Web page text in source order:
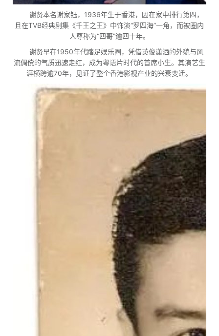
谢贤本名谢家钰，1936年生于香港，因在家中排行第四，
且在TVB经典剧集《千王之王》中饰演“罗四海”一角，而被圈内
人尊称为“四哥”逾四十年。
谢贤早在1950年代踏足娱乐圈，凭借英俊潇洒的外貌与风
流倜傥的气质迅速走红，成为粤语片时代的首席小生。其演艺生
涯横跨逾70年，见证了整个香港影视产业的兴衰变迁。